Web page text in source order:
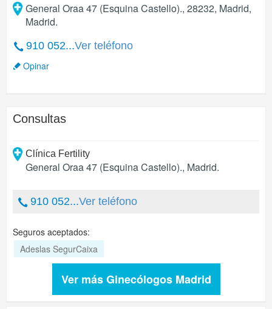
General Oraa 47 (Esquina Castello)., 28232, Madrid,
Madrid.
910 052...Ver teléfono
Opinar
Consultas
Clínica Fertility
General Oraa 47 (Esquina Castello)., Madrid.
910 052...Ver teléfono
Seguros aceptados:
Adeslas SegurCaixa
Ver más Ginecólogos Madrid